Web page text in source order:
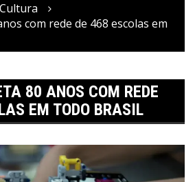
Cultura
com rede de 468 escolas em
80 ANOS COM REDE
EM TODO BRASIL